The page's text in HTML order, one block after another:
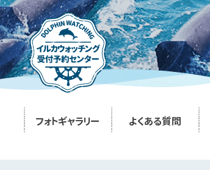
フォトギャラリー よくある質問